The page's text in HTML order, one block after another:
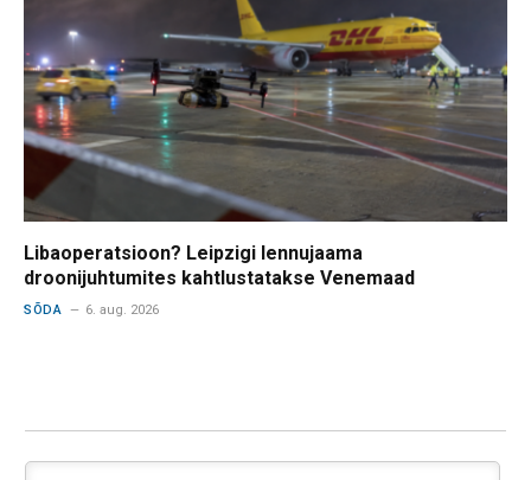
Libaoperatsioon? Leipzigi lennujaama
droonijuhtumites kahtlustatakse Venemaad
SÕDA 6. aug. 2026